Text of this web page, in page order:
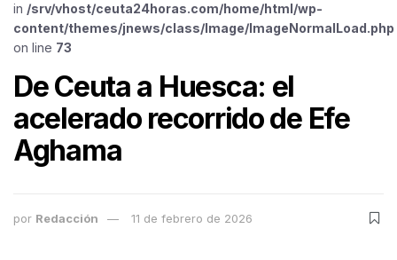
in /srv/vhost/ceuta24horas.com/home/html/wp-
content/themes/jnews/class/Image/ImageNormalLoad.php
on line 73
De Ceuta a Huesca: el
acelerado recorrido de Efe
Aghama
por Redacción 11 de febrero de 2026